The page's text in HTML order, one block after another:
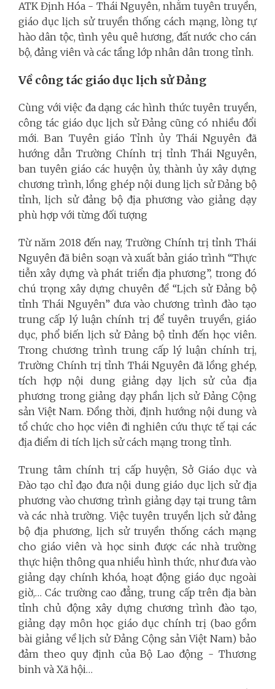
ATK Định Hóa - Thái Nguyên, nhằm tuyên truyền,
giáo dục lịch sử truyền thống cách mạng, lòng tự
hào dân tộc, tình yêu quê hương, đất nước cho cán
bộ, đảng viên và các tầng lớp nhân dân trong tỉnh.
Về công tác giáo dục lịch sử Đảng
Cùng với việc đa dạng các hình thức tuyên truyền,
công tác giáo dục lịch sử Đảng cũng có nhiều đổi
mới. Ban Tuyên giáo Tỉnh ủy Thái Nguyên đã
hướng dẫn Trường Chính trị tỉnh Thái Nguyên,
ban tuyên giáo các huyện ủy, thành ủy xây dựng
chương trình, lồng ghép nội dung lịch sử Đảng bộ
tỉnh, lịch sử đảng bộ địa phương vào giảng dạy
phù hợp với từng đối tượng
Từ năm 2018 đến nay, Trường Chính trị tỉnh Thái
Nguyên đã biên soạn và xuất bản giáo trình “Thực
tiễn xây dựng và phát triển địa phương”, trong đó
chú trọng xây dựng chuyên đề “Lịch sử Đảng bộ
tỉnh Thái Nguyên” đưa vào chương trình đào tạo
trung cấp lý luận chính trị để tuyên truyền, giáo
dục, phổ biến lịch sử Đảng bộ tỉnh đến học viên.
Trong chương trình trung cấp lý luận chính trị,
Trường Chính trị tỉnh Thái Nguyên đã lồng ghép,
tích hợp nội dung giảng dạy lịch sử của địa
phương trong giảng dạy phần lịch sử Đảng Cộng
sản Việt Nam. Đồng thời, định hướng nội dung và
tổ chức cho học viên đi nghiên cứu thực tế tại các
địa điểm di tích lịch sử cách mạng trong tỉnh.
Trung tâm chính trị cấp huyện, Sở Giáo dục và
Đào tạo chỉ đạo đưa nội dung giáo dục lịch sử địa
phương vào chương trình giảng dạy tại trung tâm
và các nhà trường. Việc tuyên truyền lịch sử đảng
bộ địa phương, lịch sử truyền thống cách mạng
cho giáo viên và học sinh được các nhà trường
thực hiện thông qua nhiều hình thức, như đưa vào
giảng dạy chính khóa, hoạt động giáo dục ngoài
giờ,… Các trường cao đẳng, trung cấp trên địa bàn
tỉnh chủ động xây dựng chương trình đào tạo,
giảng dạy môn học giáo dục chính trị (bao gồm
bài giảng về lịch sử Đảng Cộng sản Việt Nam) bảo
đảm theo quy định của Bộ Lao động - Thương
binh và Xã hội…